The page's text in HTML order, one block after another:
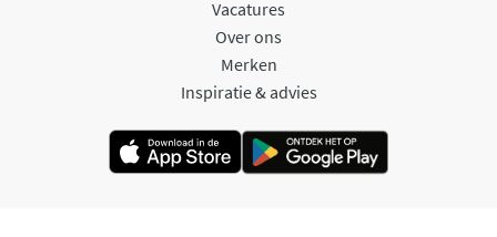
Vacatures
Over ons
Merken
Inspiratie & advies